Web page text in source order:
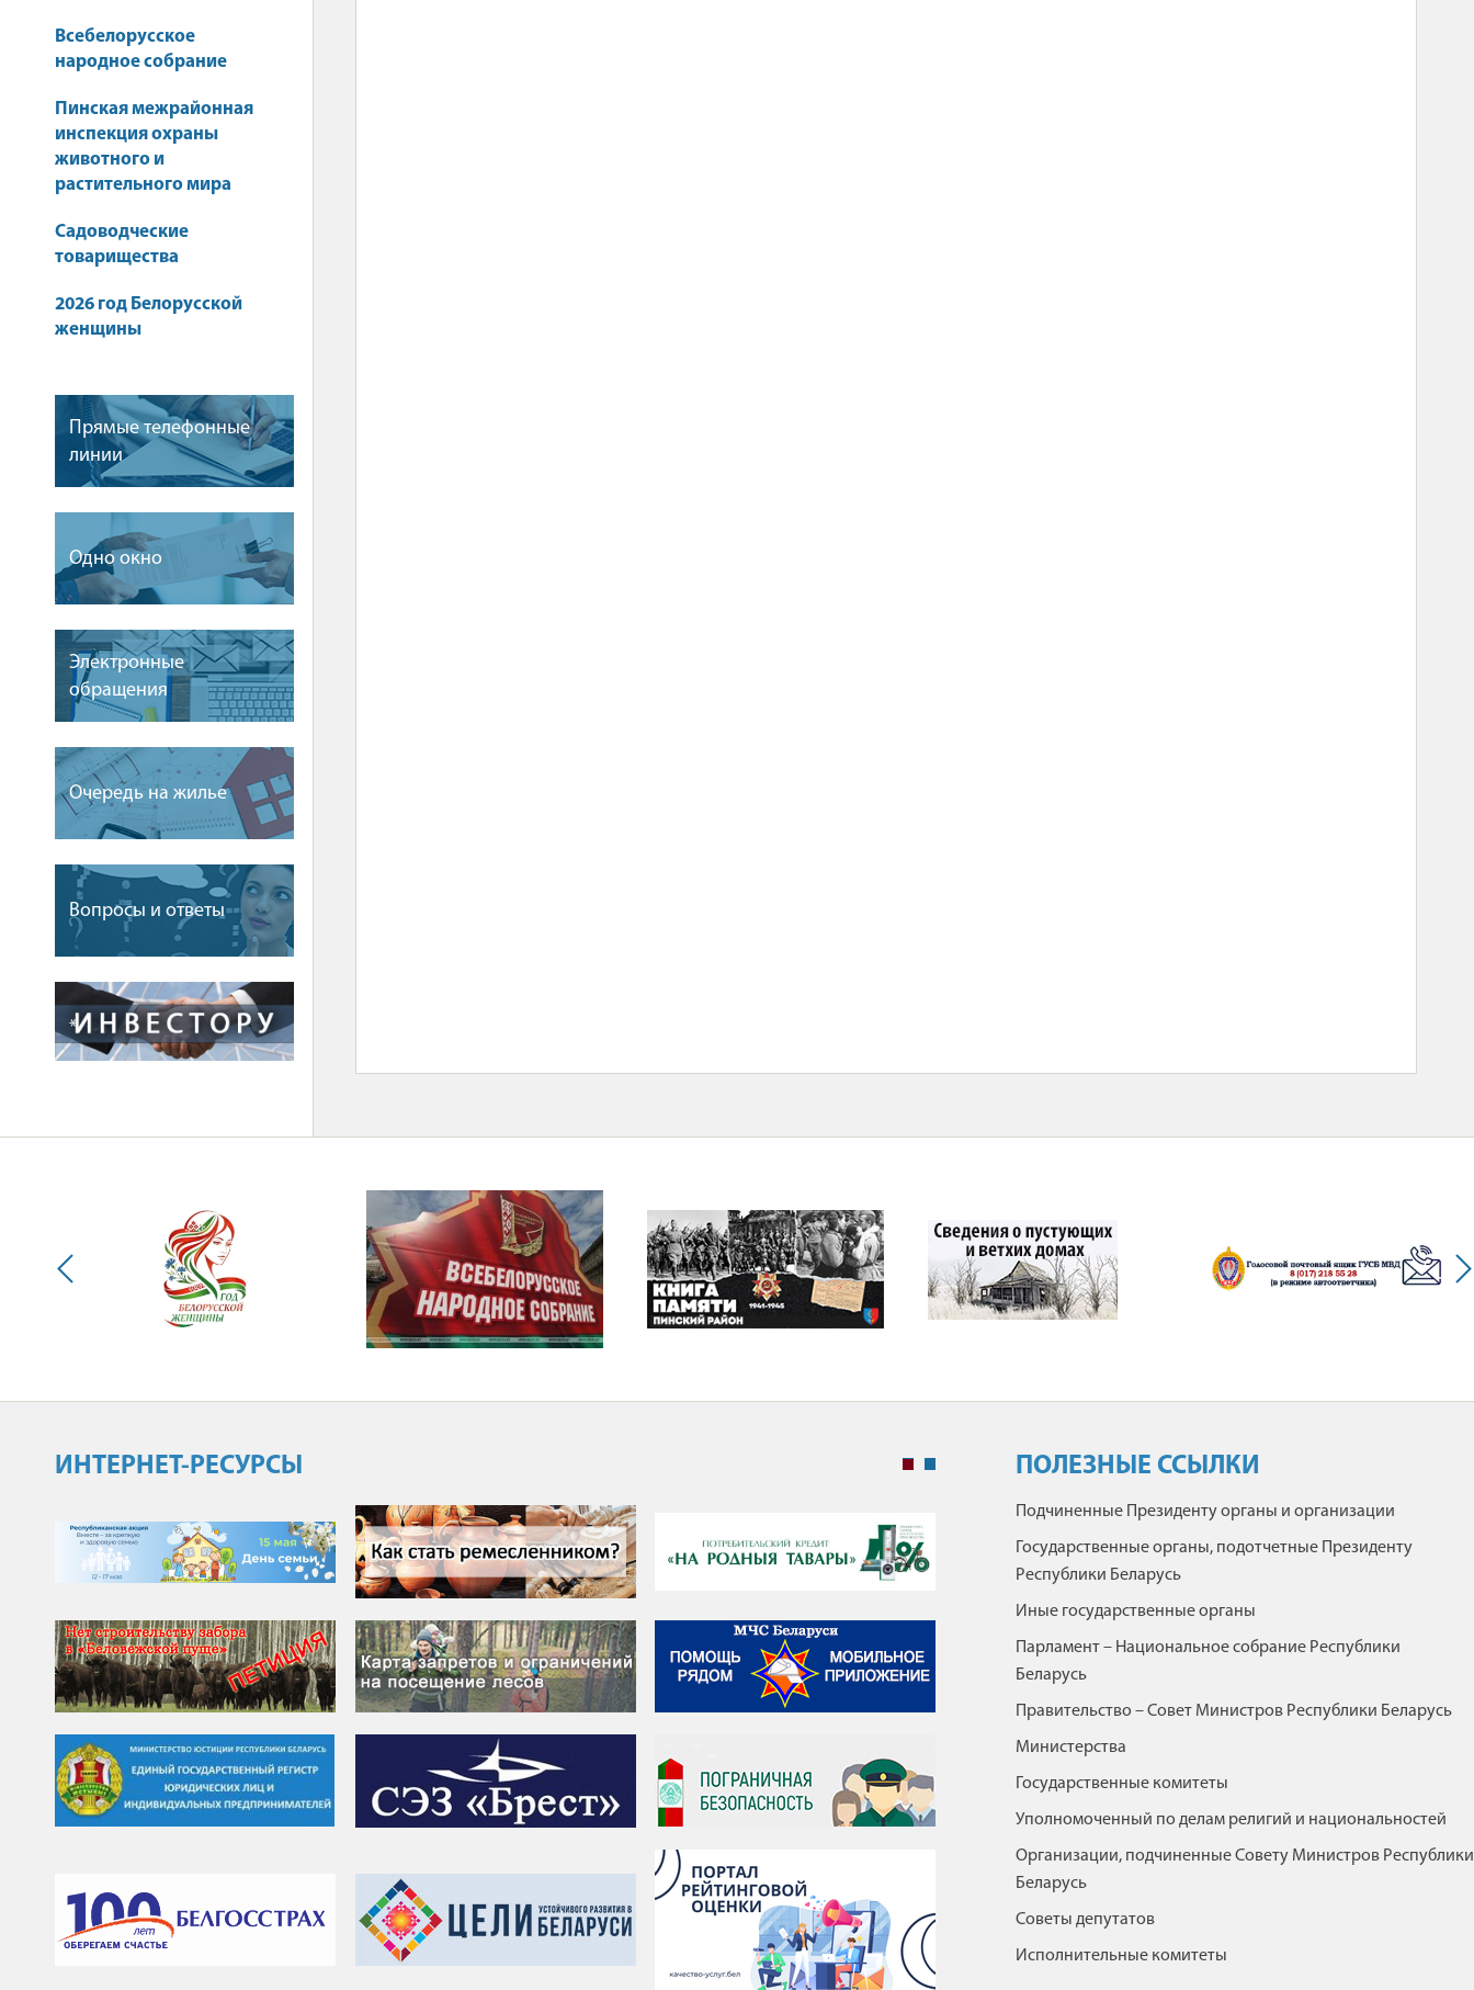
Всебелорусское
народное собрание
Пинская межрайонная
инспекция охраны
животного и
растительного мира
Садоводческие
товарищества
2026 год Белорусской
женщины
Прямые телефонные
линии
Одно окно
Электронные
обращения
Очередь на жилье
Вопросы и ответы
*
ИНТЕРНЕТ-РЕСУРСЫ ПОЛЕЗНЫЕ ССЫЛКИ
Подчиненные Президенту органы и организации
Государственные органы, подотчетные Президенту
Республики Беларусь
Иные государственные органы
Парламент – Национальное собрание Республики
Беларусь
Правительство – Совет Министров Республики Беларусь
Министерства
Государственные комитеты
Уполномоченный по делам религий и национальностей
Организации, подчиненные Совету Министров Республики
Беларусь
Советы депутатов
Исполнительные комитеты